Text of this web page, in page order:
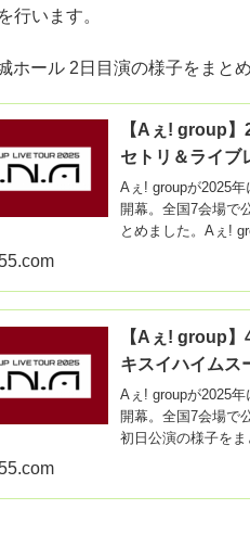
行います。
ホール 2日目演の様子をまと
【Aぇ! group
セトリ＆ライブ
Aぇ! groupが2025
開幕。全国7会場で
とめました。Aぇ!
【Aぇ! group
キスイハイムス
Aぇ! groupが2025
開幕。全国7会場で
初日公演の様子を